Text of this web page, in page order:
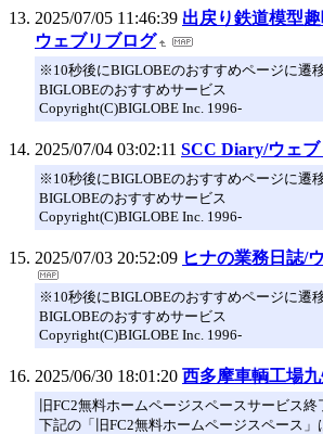
2025/07/05 11:46:39 出戻り鉄道模型
ウェブリブログ
※10秒後にBIGLOBEのおすすめページに遷
BIGLOBEのおすすめサービス
Copyright(C)BIGLOBE Inc. 1996-
2025/07/04 03:02:11 SCC Diary/ウェ
※10秒後にBIGLOBEのおすすめページに遷
BIGLOBEのおすすめサービス
Copyright(C)BIGLOBE Inc. 1996-
2025/07/03 20:52:09 ヒナの業務日誌/
※10秒後にBIGLOBEのおすすめページに遷
BIGLOBEのおすすめサービス
Copyright(C)BIGLOBE Inc. 1996-
2025/06/30 18:01:20 西多摩車輌工場
旧FC2無料ホームページスペースサービス
下記の「旧FC2無料ホームページスペース」